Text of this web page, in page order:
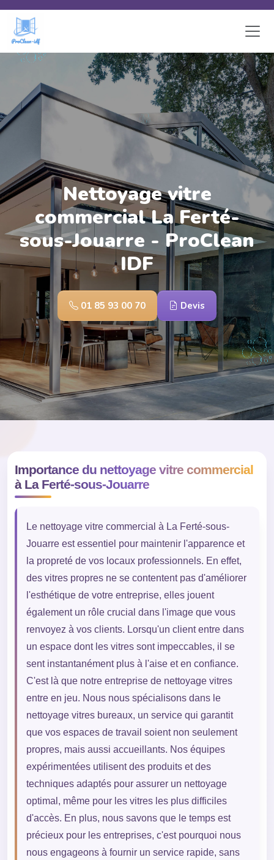
Skip to main content
Nettoyage vitre
commercial La Ferté-
sous-Jouarre - ProClean
IDF
01 85 93 00 70 Devis
Importance du nettoyage vitre commercial
à La Ferté-sous-Jouarre
Le nettoyage vitre commercial à La Ferté-sous-
Jouarre est essentiel pour maintenir l'apparence et
la propreté de vos locaux professionnels. En effet,
des vitres propres ne se contentent pas d'améliorer
l'esthétique de votre entreprise, elles jouent
également un rôle crucial dans l'image que vous
renvoyez à vos clients. Lorsqu'un client entre dans
un espace dont les vitres sont impeccables, il se
sent instantanément plus à l'aise et en confiance.
C'est là que notre entreprise de nettoyage vitres
entre en jeu. Nous nous spécialisons dans le
nettoyage vitres bureaux, un service qui garantit
que vos espaces de travail soient non seulement
propres, mais aussi accueillants. Nos équipes
expérimentées utilisent des produits et des
techniques adaptés pour assurer un nettoyage
optimal, même pour les vitres les plus difficiles
d'accès. En plus, nous savons que le temps est
précieux pour les entreprises, c'est pourquoi nous
nous engageons à fournir un service rapide, sans